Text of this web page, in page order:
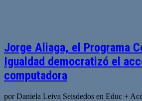
Jorge Aliaga, el Programa
Igualdad democratizó el
computadora
por Daniela Leiva Seisdedos en Educ +